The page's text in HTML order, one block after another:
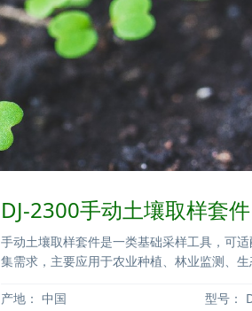
DJ-2300手动土壤取样套件
手动土壤取样套件是一类基础采样工具，可
集需求，主要应用于农业种植、林业监测、生
产地： 中国 型号：